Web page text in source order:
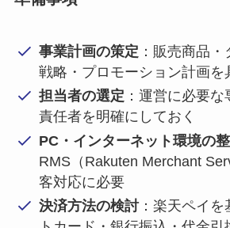
事業計画の策定 ：販売商品
戦略・プロモーション計画を
担当者の選定 ：運営に必要
責任者を明確にしておく
PC・インターネット環境の
RMS（Rakuten Merchant
客対応に必要
決済方法の検討：楽天ペイを